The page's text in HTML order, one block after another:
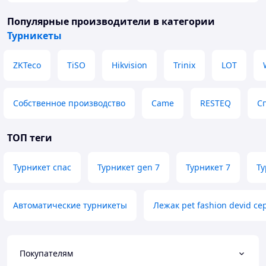
Популярные производители в категории
Турникеты
ZKTeco TiSO Hikvision Trinix LOT
Собственное производство Came RESTEQ
ТОП теги
Турникет спас Турникет gen 7 Турникет 7
Автоматические турникеты Лежак pet fashion devid
Покупателям